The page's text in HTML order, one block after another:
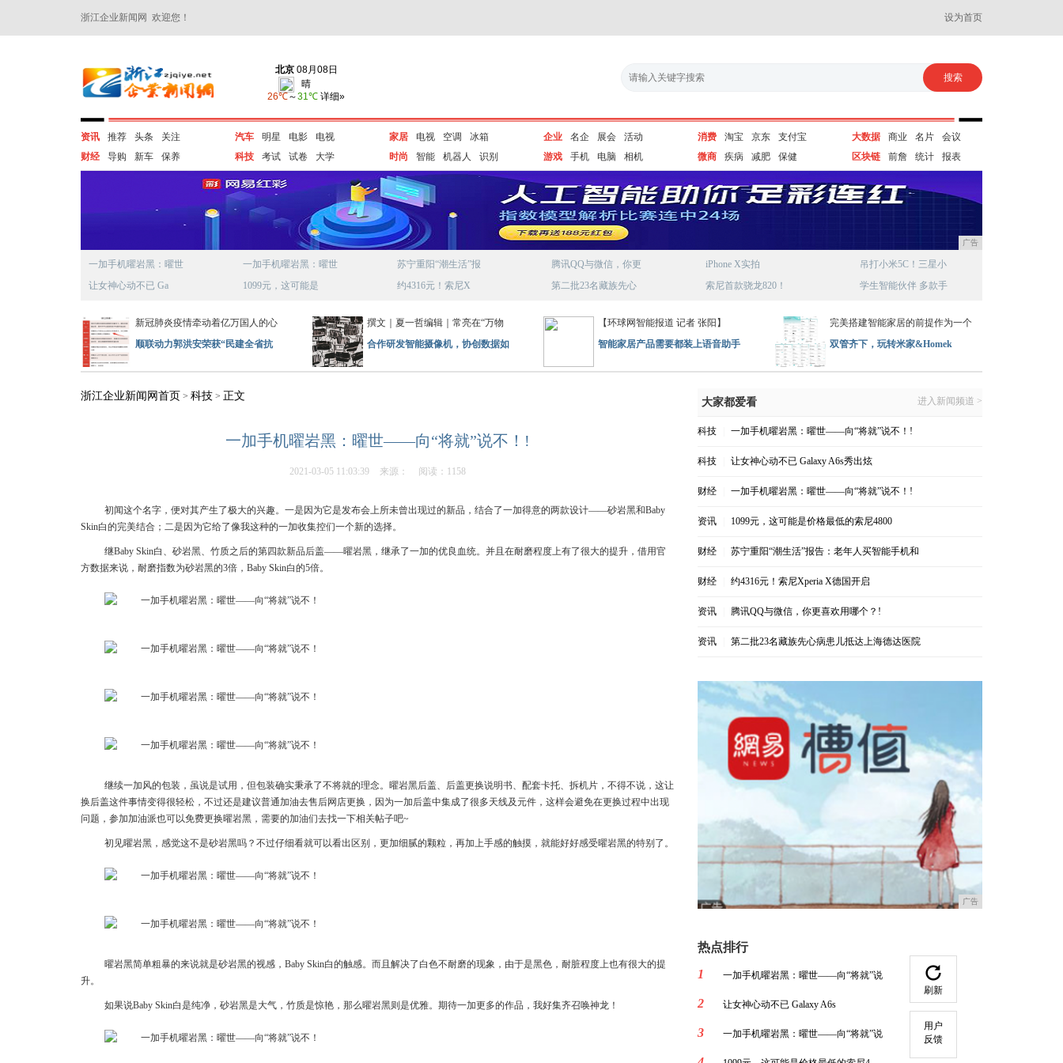
浙江企业新闻网 欢迎您！ 设为首页
资讯 推荐 头条
关注
财经
导购 新车 保养
汽车 明星 电影
电视
科技
考试 试卷 大学
家居 电视 空调
冰箱
时尚
智能 机器人 识别
企业 名企 展会
活动
游戏
手机 电脑 相机
消费 淘宝 京东
支付宝
微商
疾病 减肥 保健
大数据 商业 名片
会议
区块链
前詹 统计 报表
广告
一加手机曜岩黑：曜世
让女神心动不已 Ga
一加手机曜岩黑：曜世
1099元，这可能是
苏宁重阳“潮生活”报
约4316元！索尼X
腾讯QQ与微信，你更
第二批23名藏族先心
iPhone X实拍
索尼首款骁龙820！
吊打小米5C！三星小
学生智能伙伴 多款手
新冠肺炎疫情牵动着亿万国人的心
顺联动力郭洪安荣获“民建全省抗
撰文｜夏一哲编辑｜常亮在“万物
合作研发智能摄像机，协创数据如
【环球网智能报道 记者 张阳】
智能家居产品需要都装上语音助手
完美搭建智能家居的前提作为一个
双管齐下，玩转米家&Homek
浙江企业新闻网首页 > 科技 > 正文
一加手机曜岩黑：曜世——向“将就”说不！!
2021-03-05 11:03:39 来源： 阅读：1158
初闻这个名字，便对其产生了极大的兴趣。一是因为它是发布会上所未曾出现过的新品，结合了一加得意的两款设计——砂岩黑和Baby
Skin白的完美结合；二是因为它给了像我这种的一加收集控们一个新的选择。
继Baby Skin白、砂岩黑、竹质之后的第四款新品后盖——曜岩黑，继承了一加的优良血统。并且在耐磨程度上有了很大的提升，借用官
方数据来说，耐磨指数为砂岩黑的3倍，Baby Skin白的5倍。
继续一加风的包装，虽说是试用，但包装确实秉承了不将就的理念。曜岩黑后盖、后盖更换说明书、配套卡托、拆机片，不得不说，这让
换后盖这件事情变得很轻松，不过还是建议普通加油去售后网店更换，因为一加后盖中集成了很多天线及元件，这样会避免在更换过程中出现
问题，参加加油派也可以免费更换曜岩黑，需要的加油们去找一下相关帖子吧~
初见曜岩黑，感觉这不是砂岩黑吗？不过仔细看就可以看出区别，更加细腻的颗粒，再加上手感的触摸，就能好好感受曜岩黑的特别了。
曜岩黑简单粗暴的来说就是砂岩黑的视感，Baby Skin白的触感。而且解决了白色不耐磨的现象，由于是黑色，耐脏程度上也有很大的提
升。
如果说Baby Skin白是纯净，砂岩黑是大气，竹质是惊艳，那么曜岩黑则是优雅。期待一加更多的作品，我好集齐召唤神龙！
大家都爱看 进入新闻频道 >
科技 一加手机曜岩黑：曜世——向“将就”说不！!
科技 让女神心动不已 Galaxy A6s秀出炫
财经 一加手机曜岩黑：曜世——向“将就”说不！!
资讯 1099元，这可能是价格最低的索尼4800
财经 苏宁重阳“潮生活”报告：老年人买智能手机和
财经 约4316元！索尼Xperia X德国开启
资讯 腾讯QQ与微信，你更喜欢用哪个？!
资讯 第二批23名藏族先心病患儿抵达上海德达医院
广告
热点排行
1
一加手机曜岩黑：曜世——向“将就”说
2 让女神心动不已 Galaxy A6s
3 一加手机曜岩黑：曜世——向“将就”说
刷新
用户
反馈